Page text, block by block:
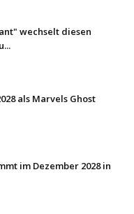
wechselt diesen
als Marvels Ghost
im Dezember 2028 in